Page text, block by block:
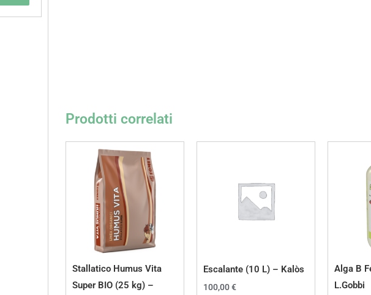
Prodotti correlati
Stallatico Humus Vita
Super BIO (25 kg) –
Escalante (10 L) – Kalòs
100,00€
Alga B
L.Gobbi